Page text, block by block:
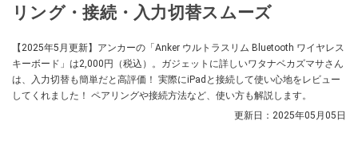
リング・接続・入力切替スムーズ
【2025年5月更新】アンカーの「Anker ウルトラスリム Bluetooth ワイヤレス
キーボード」は2,000円（税込）。ガジェットに詳しいワタナベカズマサさん
は、入力切替も簡単だと高評価！ 実際にiPadと接続して使い心地をレビュー
してくれました！ ペアリングや接続方法など、使い方も解説します。
更新日： 2025年05月05日